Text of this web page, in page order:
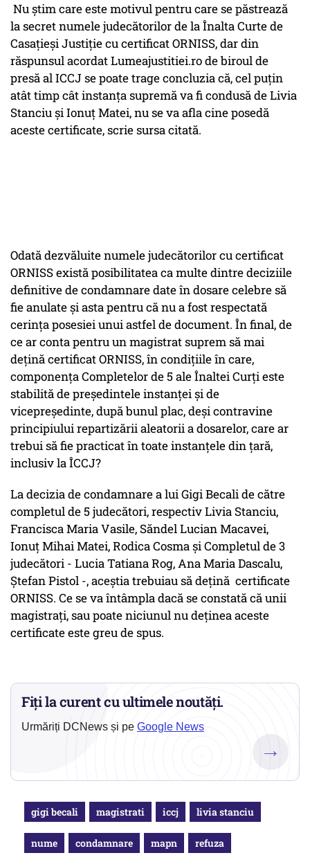
Nu știm care este motivul pentru care se păstrează
la secret numele judecătorilor de la Înalta Curte de
Casațieși Justiție cu certificat ORNISS, dar din
răspunsul acordat Lumeajustitiei.ro de biroul de
presă al ICCJ se poate trage concluzia că, cel puțin
atât timp cât instanța supremă va fi condusă de Livia
Stanciu și Ionuț Matei, nu se va afla cine posedă
aceste certificate, scrie sursa citată.
Odată dezvăluite numele judecătorilor cu certificat
ORNISS există posibilitatea ca multe dintre deciziile
definitive de condamnare date în dosare celebre să
fie anulate și asta pentru că nu a fost respectată
cerința posesiei unui astfel de document. În final, de
ce ar conta pentru un magistrat suprem să mai
dețină certificat ORNISS, în condițiile în care,
componența Completelor de 5 ale Înaltei Curți este
stabilită de președintele instanței și de
vicepreședinte, după bunul plac, deși contravine
principiului repartizării aleatorii a dosarelor, care ar
trebui să fie practicat în toate instanțele din țară,
inclusiv la ÎCCJ?
La decizia de condamnare a lui Gigi Becali de către
completul de 5 judecători, respectiv Livia Stanciu,
Francisca Maria Vasile, Săndel Lucian Macavei,
Ionuț Mihai Matei, Rodica Cosma și Completul de 3
judecători - Lucia Tatiana Rog, Ana Maria Dascalu,
Ștefan Pistol -, aceștia trebuiau să dețină certificate
ORNISS. Ce se va întâmpla dacă se constată că unii
magistrați, sau poate niciunul nu deținea aceste
certificate este greu de spus.
Fiți la curent cu ultimele noutăți.
Urmăriți DCNews și pe Google News
→
gigi becali magistrati iccj livia stanciu
nume condamnare mapn refuza